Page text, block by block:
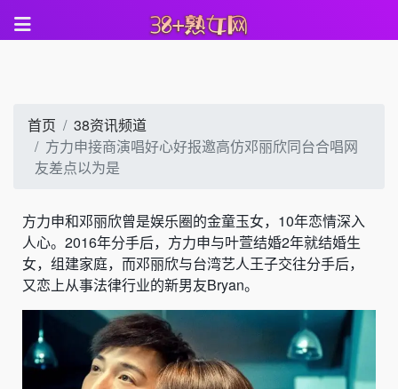
首页
38资讯频道
方力申接商演唱好心好报邀高仿邓丽欣同台合唱网
友差点以为是
方力申和邓丽欣曾是娱乐圈的金童玉女，10年恋情深入
人心。2016年分手后，方力申与叶萱结婚2年就结婚生
女，组建家庭，而邓丽欣与台湾艺人王子交往分手后，
又恋上从事法律行业的新男友Bryan。